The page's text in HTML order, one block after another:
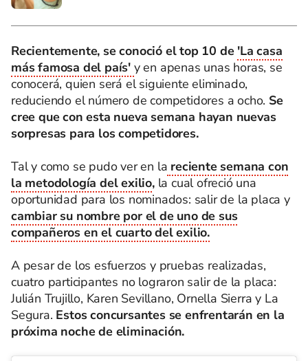
Recientemente, se conoció el top 10 de 'La casa
más famosa del país' y en apenas unas horas, se
conocerá, quien será el siguiente eliminado,
reduciendo el número de competidores a ocho. Se
cree que con esta nueva semana hayan nuevas
sorpresas para los competidores.
Tal y como se pudo ver en la reciente semana con
la metodología del exilio,la cual ofreció una
oportunidad para los nominados: salir de la placa y
cambiar su nombre por el de uno de sus
compañeros en el cuarto del exilio.
A pesar de los esfuerzos y pruebas realizadas,
cuatro participantes no lograron salir de la placa:
Julián Trujillo, Karen Sevillano, Ornella Sierra y La
Segura. Estos concursantes se enfrentarán en la
próxima noche de eliminación.